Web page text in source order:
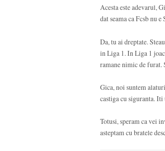
Acesta este adevarul,
dat seama ca Fcsb nu e
Da, tu ai dreptate.
in Liga 1. In Liga 1
ramane nimic de furat.
Gica, noi suntem
castiga cu siguranta.
Totusi, speram ca vei
asteptam cu bratele